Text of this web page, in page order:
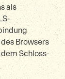
als
Browsers
dem Schloss-